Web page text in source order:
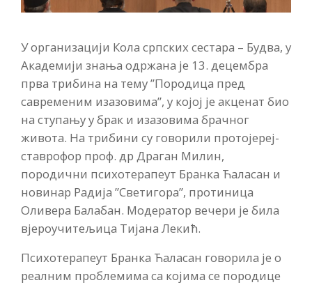
У организацији Кола српских сестара – Будва, у
Академији знања одржана је 13. децембра
прва трибина на тему ”Породица пред
савременим изазовима”, у којој је акценат био
на ступању у брак и изазовима брачног
живота. На трибини су говорили протојереј-
ставрофор проф. др Драган Милин,
породични психотерапеут Бранка Ћаласан и
новинар Радија ”Светигора”, протиница
Оливера Балабан. Модератор вечери је била
вјероучитељица Тијана Лекић.
Психотерапеут Бранка Ћаласан говорила је о
реалним проблемима са којима се породице